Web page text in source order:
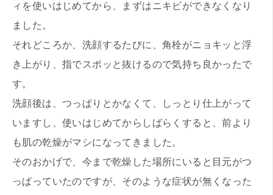
ィを使いはじめてから、まずはニキビができなくなり
ました。
それどころか、洗顔するたびに、角栓がニョキッと浮
き上がり、指でスポッと抜けるので気持ち良かったで
す。
洗顔後は、つっぱりとかなくて、しっとり仕上がって
いますし、使いはじめてからしばらくすると、前より
も肌の乾燥がマシになってきました。
そのおかげで、今まで乾燥した場所にいると目元がつ
っぱっていたのですが、そのような症状が無くなった